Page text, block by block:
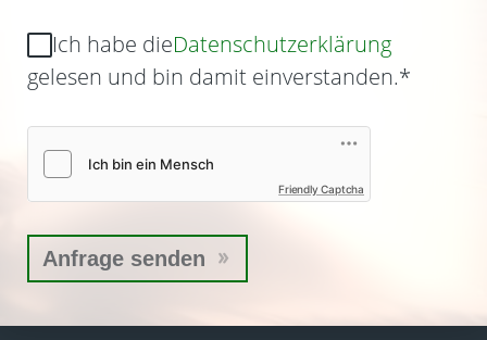
Ich habe dieDatenschutzerklärung
gelesen und bin damit einverstanden.*
Friendly Captcha